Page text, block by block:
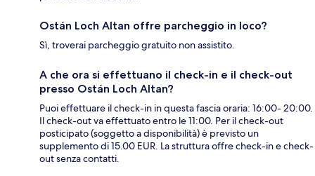
Ostán Loch Altan offre parcheggio in loco?
Sì, troverai parcheggio gratuito non assistito.
A che ora si effettuano il check-in e il check-out
presso Ostán Loch Altan?
Puoi effettuare il check-in in questa fascia oraria: 16:00- 20:00.
Il check-out va effettuato entro le 11:00. Per il check-out
posticipato (soggetto a disponibilità) è previsto un
supplemento di 15.00 EUR. La struttura offre check-in e check-
out senza contatti.